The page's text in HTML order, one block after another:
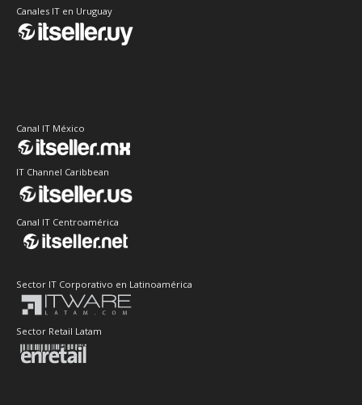
Canales IT en Uruguay
Canal IT México
IT Channel Caribbean
Canal IT Centroamérica
Sector IT Corporativo en Latinoamérica
Sector Retail Latam